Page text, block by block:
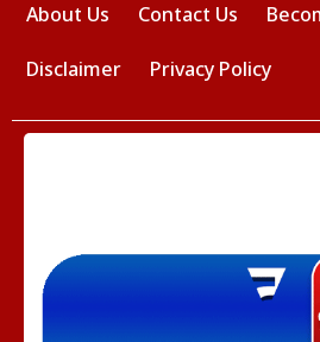
About Us Contact Us
Disclaimer Privacy Policy